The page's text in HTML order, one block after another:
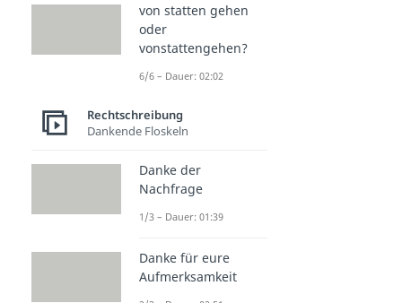
von statten gehen
oder
vonstattengehen?
6/6 – Dauer: 02:02
Rechtschreibung
Dankende Floskeln
Danke der
Nachfrage
1/3 – Dauer: 01:39
Danke für eure
Aufmerksamkeit